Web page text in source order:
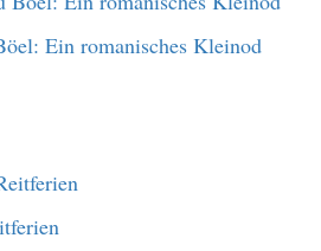
Ein romanisches Kleinod